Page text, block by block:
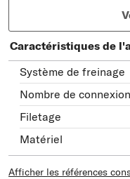
Caractéristiques de
Système de freinage
Nombre de
Filetage
Matériel
Afficher les références